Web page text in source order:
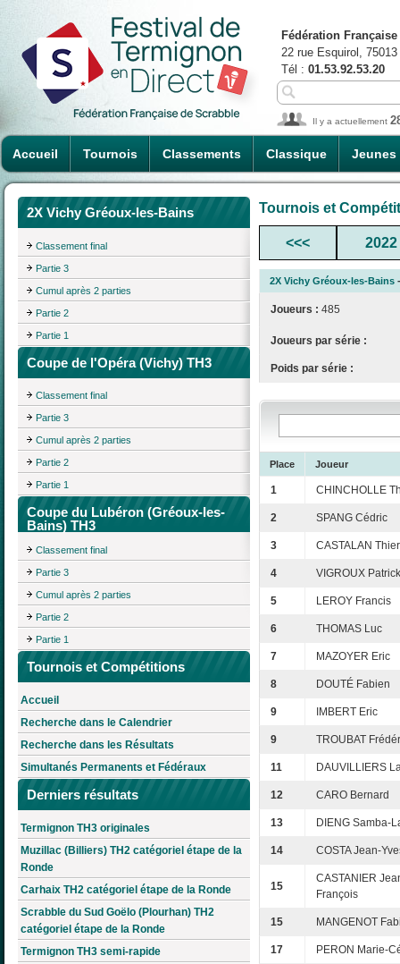
Accueil Tournois Classements Classique Jeunes
Fédération
22 rue Esquirol,
Tél : 01.53.92.53.20
Il y a actuellement
2X Vichy Gréoux-les-Bains
Classement final
Partie 3
Cumul après 2 parties
Partie 2
Partie 1
Coupe de l'Opéra (Vichy) TH3
Classement final
Partie 3
Cumul après 2 parties
Partie 2
Partie 1
Coupe du Lubéron (Gréoux-les-
Bains) TH3
Classement final
Partie 3
Cumul après 2 parties
Partie 2
Partie 1
Tournois et Compétitions
Accueil
Recherche dans le Calendrier
Recherche dans les Résultats
Simultanés Permanents et Fédéraux
Derniers résultats
Termignon TH3 originales
Muzillac (Billiers) TH2 catégoriel étape de la
Ronde
Carhaix TH2 catégoriel étape de la Ronde
Scrabble du Sud Goëlo (Plourhan) TH2
catégoriel étape de la Ronde
Termignon TH3 semi-rapide
Tournois et
<<< 2022
2X Vichy Gréoux-les-Bains
Joueurs : 485
Joueurs par série :
Poids par série :
Place Joueur
1 CHINCHOLLE
2 SPANG Cédric
3 CASTALAN
4 VIGROUX Patrick
5 LEROY Francis
6 THOMAS Luc
7 MAZOYER Eric
8 DOUTÉ Fabien
9 IMBERT Eric
9 TROUBAT
11 DAUVILLIERS
12 CARO Bernard
13 DIENG Samba-
14 COSTA Jean-
15
CASTANIER
François
15 MANGENOT
17 PERON Marie-